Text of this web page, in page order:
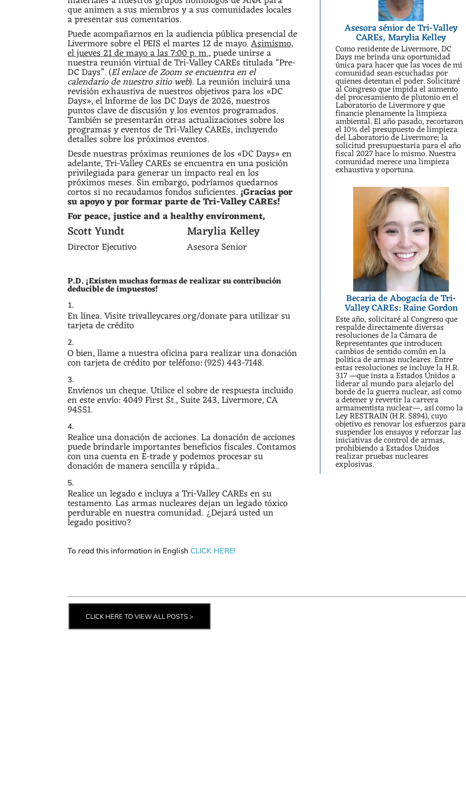
que animen a sus miembros y a sus comunidades locales
a presentar sus comentarios.
Puede acompañarnos en la audiencia pública presencial de
Livermore sobre el PEIS el martes 12 de mayo.Asimismo,
el jueves 21 de mayo a las 7:00 p. m.,puede unirse a
nuestra reunión virtual de Tri-Valley CAREs titulada “Pre-
DC Days”. (El enlace de Zoom se encuentra en el
calendario de nuestro sitio web). La reunión incluirá una
revisión exhaustiva de nuestros objetivos para los «DC
Days», el Informe de los DC Days de 2026, nuestros
puntos clave de discusión y los eventos programados.
También se presentarán otras actualizaciones sobre los
programas y eventos de Tri-Valley CAREs, incluyendo
detalles sobre los próximos eventos.
Desde nuestras próximas reuniones de los «DC Days» en
adelante, Tri-Valley CAREs se encuentra en una posición
privilegiada para generar un impacto real en los
próximos meses. Sin embargo, podríamos quedarnos
cortos si no recaudamos fondos suficientes.¡Gracias por
su apoyo y por formar parte de Tri-Valley CAREs!
For peace, justice and a healthy environment,
Scott Yundt
Director Ejecutivo
Marylia Kelley
Asesora Senior
P.D. ¡Existen muchas formas de realizar su contribución
deducible de impuestos!
En línea. Visitetrivalleycares.org/donatepara utilizar su
tarjeta de crédito
O bien, llame a nuestra oficina para realizar una donación
con tarjeta de crédito por teléfono: (925) 443-7148.
Envíenos un cheque. Utilice el sobre de respuesta incluido
en este envío: 4049 First St., Suite 243, Livermore, CA
94551.
Realice una donación de acciones. La donación de acciones
puede brindarle importantes beneficios fiscales. Contamos
con una cuenta en E-trade y podemos procesar su
donación de manera sencilla y rápida..
Realice un legado e incluya a Tri-Valley CAREs en su
testamento. Las armas nucleares dejan un legado tóxico
perdurable en nuestra comunidad. ¿Dejará usted un
legado positivo?
To read this information in English CLICK HERE!
Asesora sénior de Tri-Valley
CAREs, Marylia Kelley
Como residente de Livermore, DC
Days me brinda una oportunidad
única para hacer que las voces de mi
comunidad sean escuchadas por
quienes detentan el poder. Solicitaré
al Congreso que impida el aumento
del procesamiento de plutonio en el
Laboratorio de Livermore y que
financie plenamente la limpieza
ambiental. El año pasado, recortaron
el 10% del presupuesto de limpieza
del Laboratorio de Livermore; la
solicitud presupuestaria para el año
fiscal 2027 hace lo mismo. Nuestra
comunidad merece una limpieza
exhaustiva y oportuna.
Becaria de Abogacía de Tri-
Valley CAREs: Raine Gordon
Este año, solicitaré al Congreso que
respalde directamente diversas
resoluciones de la Cámara de
Representantes que introducen
cambios de sentido común en la
política de armas nucleares. Entre
estas resoluciones se incluye la H.R.
317 —que insta a Estados Unidos a
liderar al mundo para alejarlo del
borde de la guerra nuclear, así como
a detener y revertir la carrera
armamentista nuclear—, así como la
Ley RESTRAIN (H.R. 5894), cuyo
objetivo es renovar los esfuerzos para
suspender los ensayos y reforzar las
iniciativas de control de armas,
prohibiendo a Estados Unidos
realizar pruebas nucleares
explosivas.
CLICK HERE TO VIEW ALL POSTS >